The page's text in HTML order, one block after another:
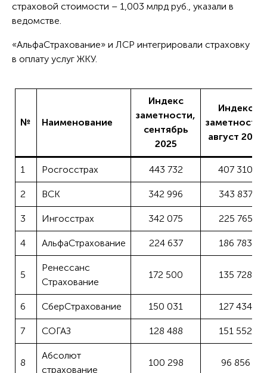
страховой стоимости – 1,003 млрд руб., указали в
ведомстве.
«АльфаСтрахование» и ЛСР интегрировали страховку
в оплату услуг ЖКУ.
№ Наименование
Индекс
заметности,
сентябрь
2025
Индекс
заметности,
август 2025
1 Росгосстрах 443 732 407 310
2 ВСК 342 996 343 837
3 Ингосстрах 342 075 225 765
4 АльфаСтрахование 224 637 186 783
5
Ренессанс
Страхование
172 500 135 728
6 СберСтрахование 150 031 127 434
7 СОГАЗ 128 488 151 552
8
Абсолют
страхование
100 298 96 856